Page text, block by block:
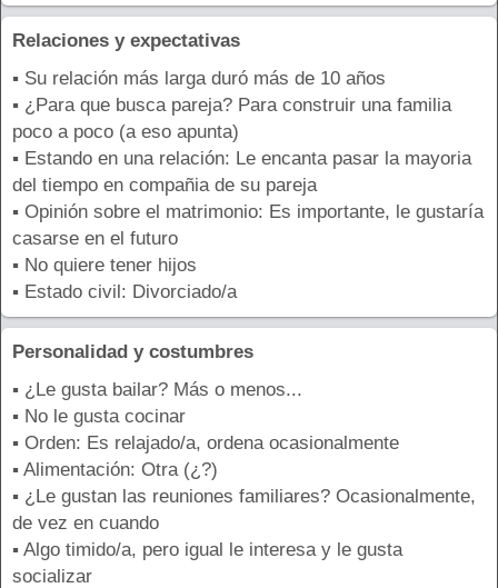
Relaciones y expectativas
▪ Su relación más larga duró más de 10 años
▪ ¿Para que busca pareja? Para construir una familia
poco a poco (a eso apunta)
▪ Estando en una relación: Le encanta pasar la mayoria
del tiempo en compañia de su pareja
▪ Opinión sobre el matrimonio: Es importante, le gustaría
casarse en el futuro
▪ No quiere tener hijos
▪ Estado civil: Divorciado/a
Personalidad y costumbres
▪ ¿Le gusta bailar? Más o menos...
▪ No le gusta cocinar
▪ Orden: Es relajado/a, ordena ocasionalmente
▪ Alimentación: Otra (¿?)
▪ ¿Le gustan las reuniones familiares? Ocasionalmente,
de vez en cuando
▪ Algo timido/a, pero igual le interesa y le gusta
socializar